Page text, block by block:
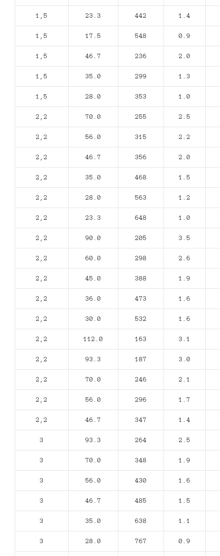
1,5 23.3 442 1.4
1,5 17.5 548 0.9
1,5 46.7 236 2.0
1,5 35.0 299 1.3
1,5 28.0 353 1.0
2,2 70.0 255 2.5
2,2 56.0 315 2.2
2,2 46.7 356 2.0
2,2 35.0 468 1.5
2,2 28.0 563 1.2
2,2 23.3 648 1.0
2,2 90.0 205 3.5
2,2 60.0 298 2.6
2,2 45.0 388 1.9
2,2 36.0 473 1.6
2,2 30.0 532 1.6
2,2 112.0 163 3.1
2,2 93.3 187 3.0
2,2 70.0 246 2.1
2,2 56.0 296 1.7
2,2 46.7 347 1.4
3 93.3 264 2.5
3 70.0 348 1.9
3 56.0 430 1.6
3 46.7 485 1.5
3 35.0 638 1.1
3 28.0 767 0.9